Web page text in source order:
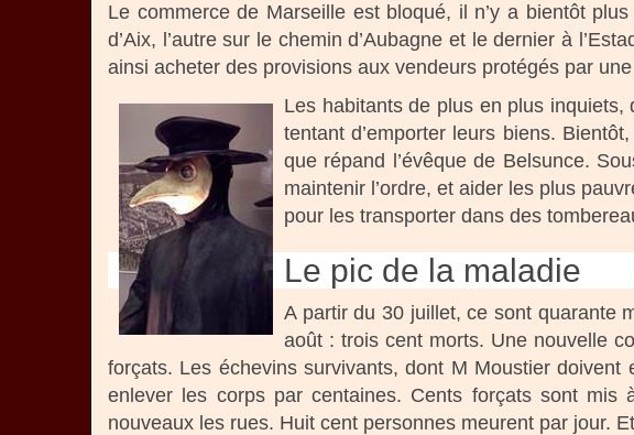
Le commerce de Marseille est bloqué, il n’y a bientôt
d’Aix, l’autre sur le chemin d’Aubagne et le dernier à
ainsi acheter des provisions aux vendeurs protégés par
Les habitants de plus en plus
tentant d’emporter leurs biens.
que répand l’évêque de Belsunce.
maintenir l’ordre, et aider les plus
pour les transporter dans des
Le pic de la maladie
A partir du 30 juillet, ce sont quarante
août : trois cent morts. Une nouvelle
forçats. Les échevins survivants, dont M Moustier
enlever les corps par centaines. Cents forçats sont
nouveaux les rues. Huit cent personnes meurent par jour.